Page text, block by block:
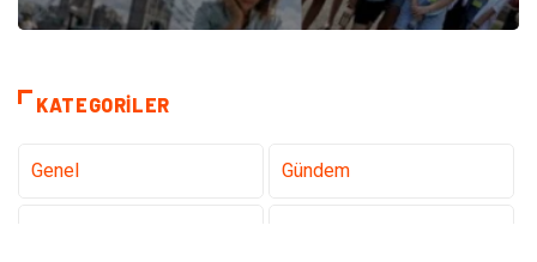
KATEGORILER
Genel Gündem